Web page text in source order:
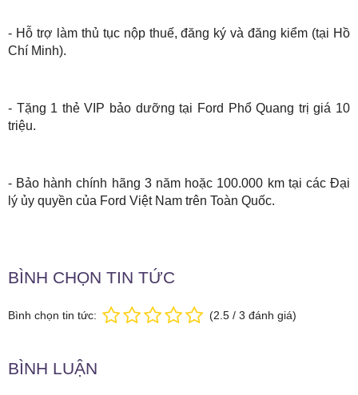
- Hỗ trợ làm thủ tục nộp thuế, đăng ký và đăng kiểm (tại Hồ
Chí Minh).
- Tặng 1 thẻ VIP bảo dưỡng tại Ford Phổ Quang trị giá 10
triệu.
- Bảo hành chính hãng 3 năm hoặc 100.000 km tại các Đại
lý ủy quyền của Ford Việt Nam trên Toàn Quốc.
BÌNH CHỌN TIN TỨC
Bình chọn tin tức: (2.5 / 3 đánh giá)
BÌNH LUẬN